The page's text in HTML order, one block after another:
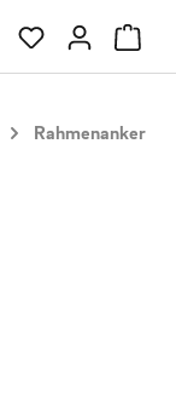
Du hast 0
Rahmenanker